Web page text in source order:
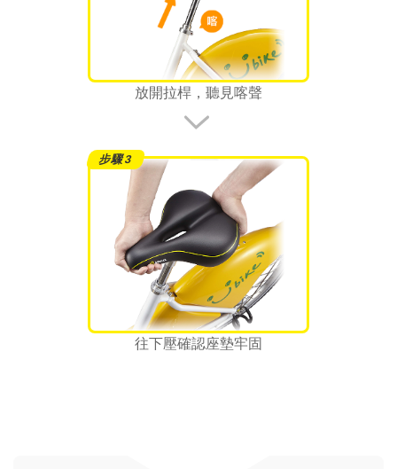
放開拉桿，聽見喀聲
往下壓確認座墊牢固